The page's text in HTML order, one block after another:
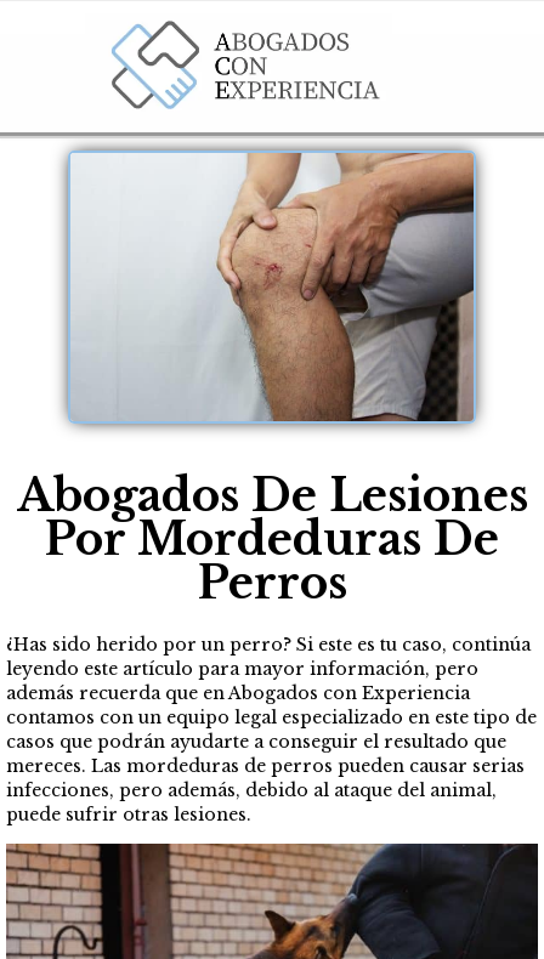
Abogados De Lesiones
Por Mordeduras De
Perros
¿Has sido herido por un perro? Si este es tu caso, continúa
leyendo este artículo para mayor información, pero
además recuerda que en Abogados con Experiencia
contamos con un equipo legal especializado en este tipo de
casos que podrán ayudarte a conseguir el resultado que
mereces. Las mordeduras de perros pueden causar serias
infecciones, pero además, debido al ataque del animal,
puede sufrir otras lesiones.